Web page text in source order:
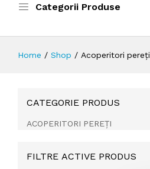
Categorii Produse
Home Shop Acoperitori pereți
CATEGORIE PRODUS
ACOPERITORI PEREȚI
FILTRE ACTIVE PRODUS